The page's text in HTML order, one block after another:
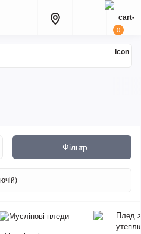
0
Фільтр